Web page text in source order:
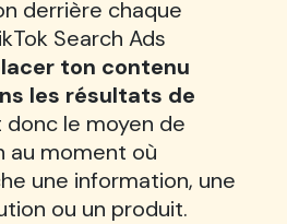
derrière chaque
Search Ads
ton contenu
les résultats de
donc le moyen de
au moment où
une information, une
ou un produit.